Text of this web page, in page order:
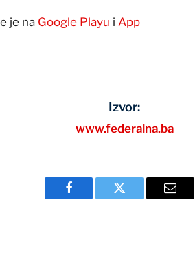
je na Google Playu i App
Izvor:
www.federalna.ba
Facebook Twitter Email